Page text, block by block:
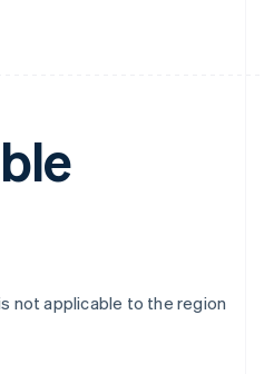
not applicable to the region